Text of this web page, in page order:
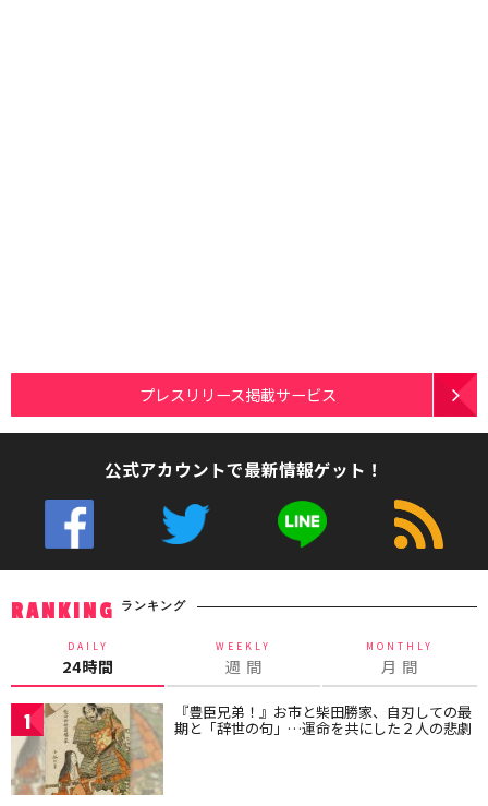
プレスリリース掲載サービス
公式アカウントで最新情報ゲット！
RANKING ランキング
DAILY
24時間
WEEKLY
週 間
MONTHLY
月 間
1 『豊臣兄弟！』お市と柴田勝家、自刃しての最
期と「辞世の句」…運命を共にした２人の悲劇